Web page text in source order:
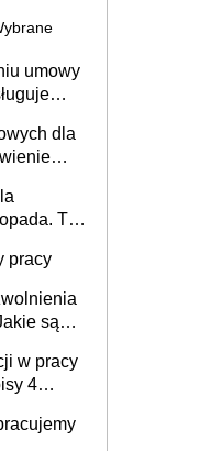
umowy
dla
To
pracy
są
w pracy
4